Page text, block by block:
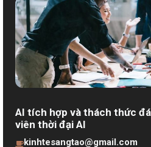
AI tích hợp và thách thức
viên thời đại AI
kinhtesangtao@gmail.com